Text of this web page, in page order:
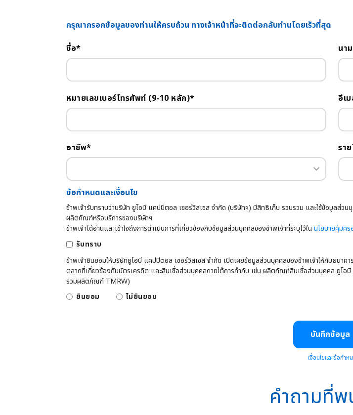
กรุณากรอกข้อมูลของท่านให้ครบถ้วน ทางเจ้าหน้าที่จะติดต่อกลับท่านโดยเร็วที่สุด
ชื่อ*
นา
หมายเลขเบอร์โทรศัพท์ (9-10 หลัก)* อีเ
อาชีพ* รา
ข้อกำหนดและเงื่อนไข
ข้าพเจ้ารับทราบว่าบริษัท ยูโอบี แคปปิตอล เซอร์วิสเซส จำกัด (บริษัทฯ) มีสิทธิเก็บ รวบรวม และใช้ข้อมูลส่ว
ผลิตภัณฑ์หรือบริการของบริษัทฯ
ข้าพเจ้าได้อ่านและเข้าใจถึงการดำเนินการที่เกี่ยวข้องกับข้อมูลส่วนบุคคลของข้าพเจ้าที่ระบุไว้ใน นโยบายคุ้มค
รับทราบ
ข้าพเจ้ายินยอมให้บริษัทยูโอบี แคปปิตอล เซอร์วิสเซส จำกัด เปิดเผยข้อมูลส่วนบุคคลของข้าพเจ้าให้กับธน
ตลาดที่เกี่ยวข้องกับบัตรเครดิต และสินเชื่อส่วนบุคคลภายใต้การกำกับ เช่น ผลิตภัณฑ์สินเชื่อส่วนบุคคล ยูโอ
รวมผลิตภัณฑ์ TMRW)​
ยินยอม
ไม่ยินยอม
บันทึกข้อมูล
เงื่อนไขและข้อกำห
คำถามที่